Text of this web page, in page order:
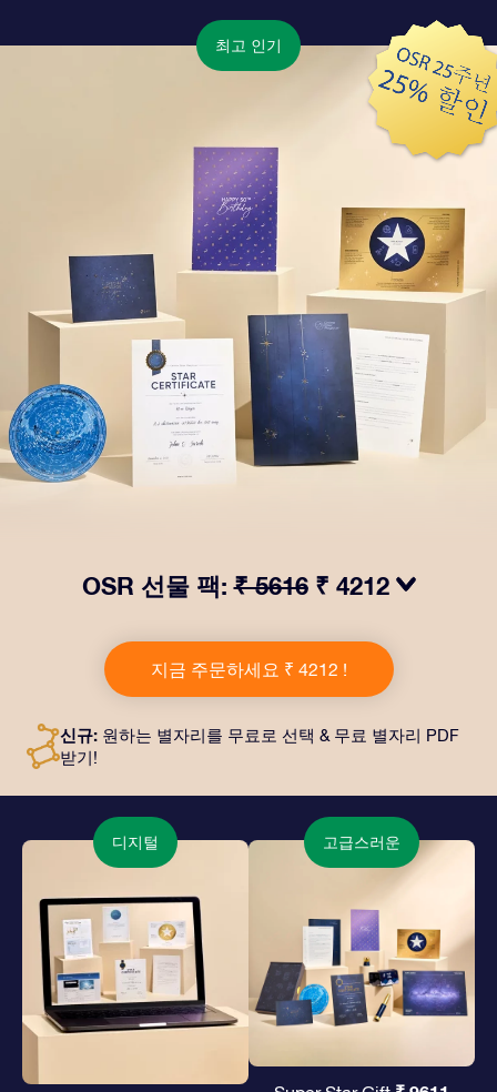
최고 인기
OSR 선물 팩:₹ 5616 ₹ 4212
투와 퍼스널라이즈 문서가 선택한 주소로 발송되고 디지
털 문서가 제공되며 무료로 OSR 앱을 이용할 수 있습니
다. OSR Gift Pack은 친구나 사랑하는 사람에게 영원히
지금 주문하세요 ₹ 4212 !
신규: 원하는 별자리를 무료로 선택 & 무료 별자리 PDF
받기!
디지털 고급스러운